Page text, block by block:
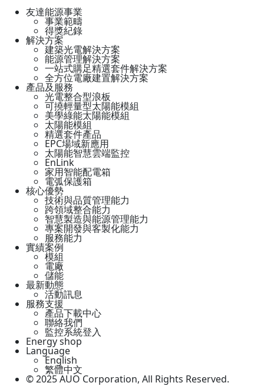
友達能源事業
事業範疇
得獎紀錄
解決方案
建築光電解決方案
能源管理解決方案
一站式購足精選套件解決方案
全方位電廠建置解決方案
產品及服務
光電整合型浪板
可撓輕量型太陽能模組
美學綠能太陽能模組
太陽能模組
精選套件產品
EPC場域新應用
太陽能智慧雲端監控
EnLink
家用智能配電箱
電弧保護箱
核心優勢
技術與品質管理能力
跨領域整合能力
智慧製造與能源管理能力
專案開發與客製化能力
服務能力
實績案例
模組
電廠
儲能
最新動態
活動訊息
服務支援
產品下載中心
聯絡我們
監控系統登入
Energy shop
Language
English
繁體中文
© 2025 AUO Corporation, All Rights Reserved.